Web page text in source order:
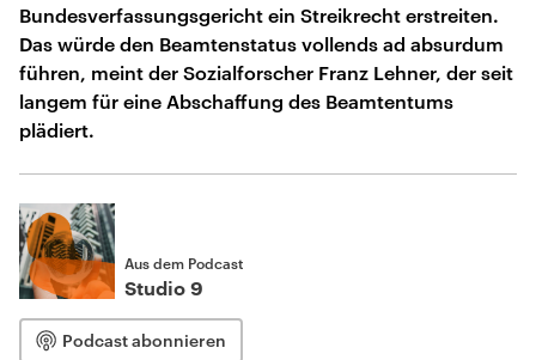
Bundesverfassungsgericht ein Streikrecht erstreiten.
Das würde den Beamtenstatus vollends ad absurdum
führen, meint der Sozialforscher Franz Lehner, der seit
langem für eine Abschaffung des Beamtentums
plädiert.
Aus dem Podcast
Studio 9
Podcast abonnieren